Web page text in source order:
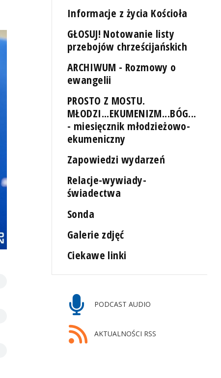
Informacje z życia Kościoła
GŁOSUJ! Notowanie listy
przebojów chrześcijańskich
ARCHIWUM - Rozmowy o
ewangelii
PROSTO Z MOSTU.
MŁODZI...EKUMENIZM...BÓG...
- miesięcznik młodzieżowo-
ekumeniczny
Zapowiedzi wydarzeń
Relacje-wywiady-
świadectwa
Sonda
Galerie zdjęć
Ciekawe linki
PODCAST AUDIO
AKTUALNOŚCI RSS